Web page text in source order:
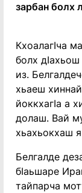
зарбан болх
Кхоалагӏча
болх
из.
хьаеш хиннай
йоккхагӏа а
долаш. Вай
хьахьокхаш
Белгалде
бӏаьшаре
тайпарча